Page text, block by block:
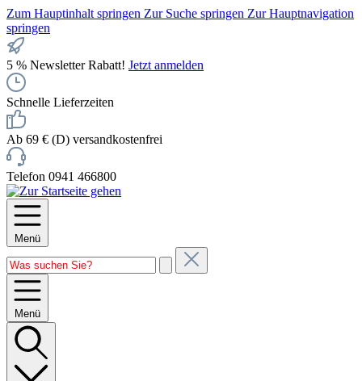
Zum Hauptinhalt springen Zur Suche springen Zur Hauptnavigation
springen
5 % Newsletter Rabatt! Jetzt anmelden
Schnelle Lieferzeiten
Ab 69 € (D) versandkostenfrei
Telefon 0941 466800
Menü
Menü